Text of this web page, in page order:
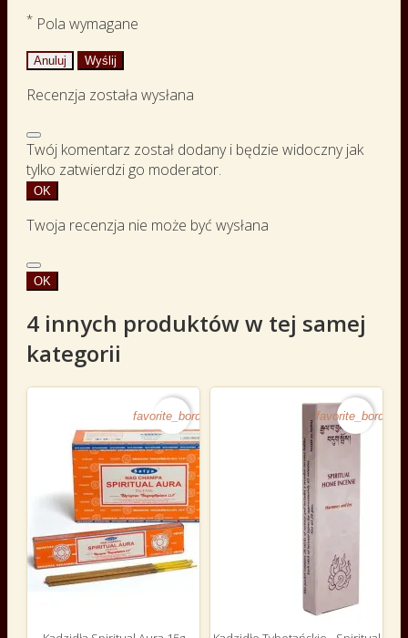
* Pola wymagane
Anuluj Wyślij
Recenzja została wysłana
Twój komentarz został dodany i będzie widoczny jak
tylko zatwierdzi go moderator.
OK
Twoja recenzja nie może być wysłana
OK
4 innych produktów w tej samej
kategorii
favorite_border favorite_border